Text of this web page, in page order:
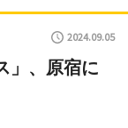
2024.09.05
」、原宿に